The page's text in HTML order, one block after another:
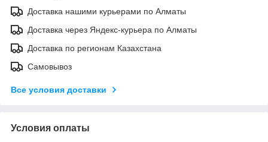
Доставка нашими курьерами по Алматы
Доставка через Яндекс-курьера по Алматы
Доставка по регионам Казахстана
Самовывоз
Все условия доставки
Условия оплаты